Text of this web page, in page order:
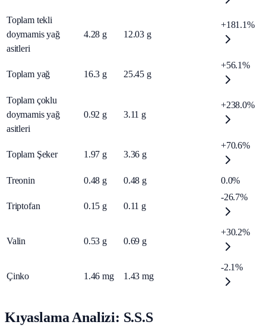
Toplam tekli
doymamis yağ
asitleri
4.28 g 12.03 g
+181.1%
Toplam yağ 16.3 g 25.45 g
+56.1%
Toplam çoklu
doymamis yağ
asitleri
0.92 g 3.11 g
+238.0%
Toplam Şeker 1.97 g 3.36 g
+70.6%
Treonin 0.48 g 0.48 g 0.0%
Triptofan 0.15 g 0.11 g
-26.7%
Valin 0.53 g 0.69 g
+30.2%
Çinko 1.46 mg 1.43 mg
-2.1%
Kıyaslama Analizi: S.S.S